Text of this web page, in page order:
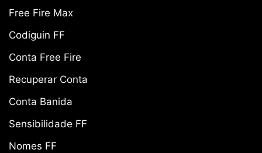
Free Fire Max
Codiguin FF
Conta Free Fire
Recuperar Conta
Conta Banida
Sensibilidade FF
Nomes FF